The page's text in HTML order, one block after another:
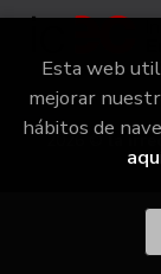
2026 ©la
Esta web
mejorar
hábitos de